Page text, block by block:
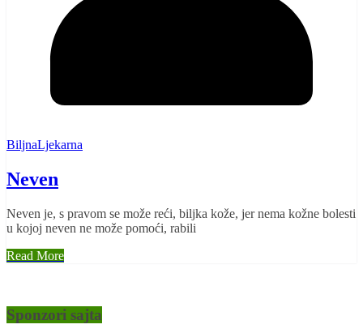
BiljnaLjekarna
Neven
Neven je, s pravom se može reći, biljka kože, jer nema kožne bolesti
u kojoj neven ne može pomoći, rabili
Read More
Sponzori sajta